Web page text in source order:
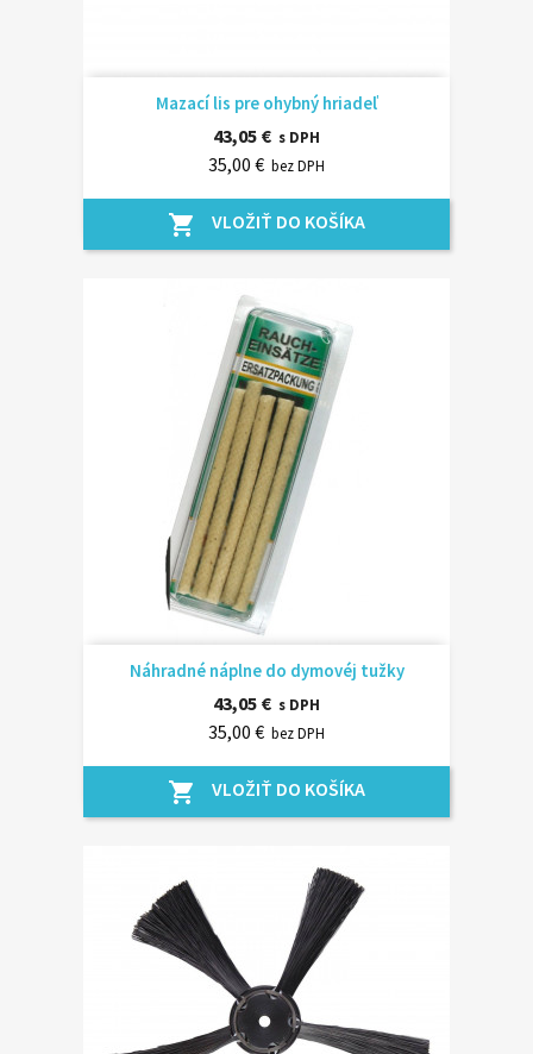
Mazací lis pre ohybný hriadeľ
43,05 € s DPH
35,00 € bez DPH
shopping_cart VLOŽIŤ DO KOŠÍKA
Náhradné náplne do dymovéj tužky
43,05 € s DPH
35,00 € bez DPH
shopping_cart VLOŽIŤ DO KOŠÍKA